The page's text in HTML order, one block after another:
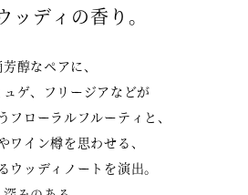
ッディの香り。
醇なペアに、
ュゲ、フリージアなどが
フローラルフルーティと、
ワイン樽を思わせる、
ウッディノートを演出。